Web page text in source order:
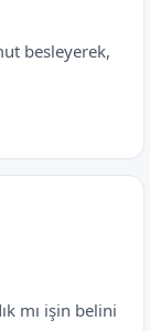
besleyerek,
mı işin belini